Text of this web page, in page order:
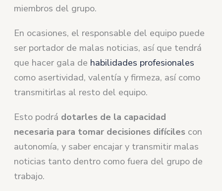
miembros del grupo.
En ocasiones, el responsable del equipo puede
ser portador de malas noticias, así que tendrá
que hacer gala de habilidades profesionales
como asertividad, valentía y firmeza, así como
transmitirlas al resto del equipo.
Esto podrá dotarles de la capacidad
necesaria para tomar decisiones difíciles con
autonomía, y saber encajar y transmitir malas
noticias tanto dentro como fuera del grupo de
trabajo.